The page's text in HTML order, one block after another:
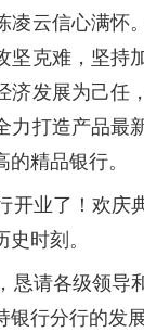
凌云信心满怀
坚克难，坚持
济发展为己任
力打造产品最
精品银行。
开业了！欢庆
时刻。
恳请各级领导
银行分行的发展